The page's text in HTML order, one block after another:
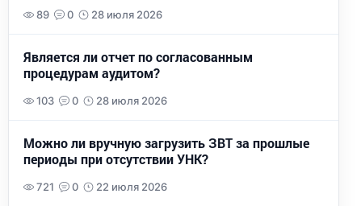
89 0 28 июля 2026
Является ли отчет по согласованным
процедурам аудитом?
103 0 28 июля 2026
Можно ли вручную загрузить ЗВТ за прошлые
периоды при отсутствии УНК?
721 0 22 июля 2026